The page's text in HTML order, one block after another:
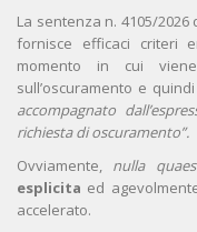
La sentenza n. 4105/
fornisce efficaci criteri
momento in cui
sull’oscuramento e quindi
accompagnato
richiesta di oscuramento”.
Ovviamente, nulla
esplicita ed
accelerato.